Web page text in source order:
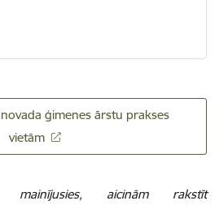
ģimenes ārstu prakses
vietām
aicinām rakstīt